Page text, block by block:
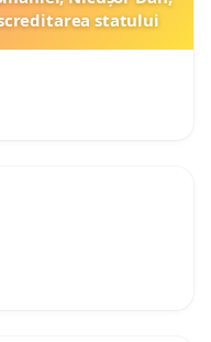
statului